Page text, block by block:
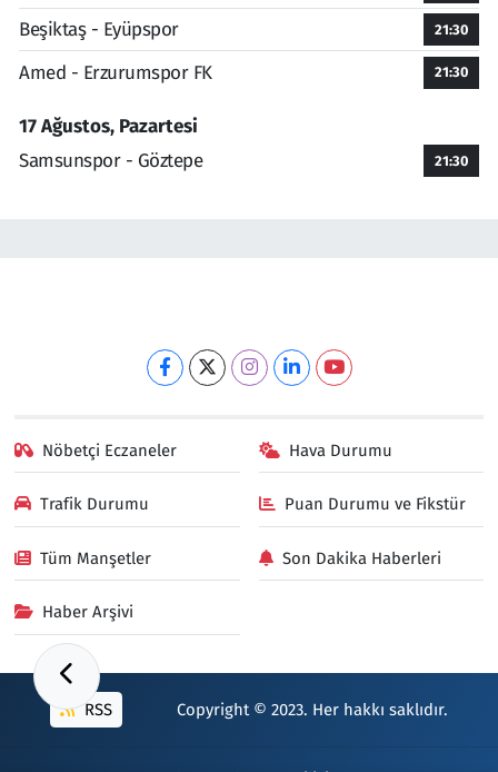
Beşiktaş - Eyüpspor 21:30
Amed - Erzurumspor FK 21:30
17 Ağustos, Pazartesi
Samsunspor - Göztepe
21:30
Nöbetçi Eczaneler Hava Durumu
Trafik Durumu Puan Durumu ve Fikstür
Tüm Manşetler Son Dakika Haberleri
Haber Arşivi
RSS Copyright © 2023. Her hakkı saklıdır.